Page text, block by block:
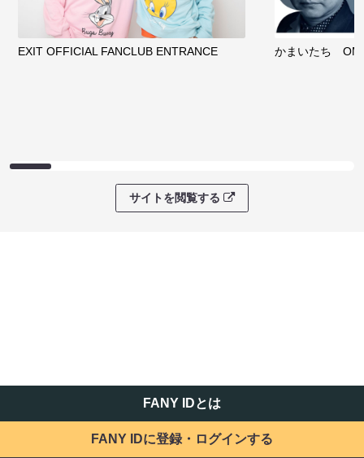
EXIT OFFICIAL FANCLUB ENTRANCE かまいたち
サイトを閲覧する
FANY IDとは
FANY IDに登録・ログインする